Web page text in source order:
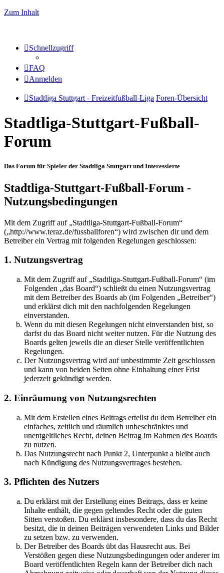
Zum Inhalt
Schnellzugriff
FAQ
Anmelden
Stadtliga Stuttgart - Freizeitfußball-Liga Foren-Übersicht
Stadtliga-Stuttgart-Fußball-
Forum
Das Forum für Spieler der Stadtliga Stuttgart und Interessierte
Stadtliga-Stuttgart-Fußball-Forum -
Nutzungsbedingungen
Mit dem Zugriff auf „Stadtliga-Stuttgart-Fußball-Forum“
(„http://www.teraz.de/fussballforen“) wird zwischen dir und dem
Betreiber ein Vertrag mit folgenden Regelungen geschlossen:
1. Nutzungsvertrag
Mit dem Zugriff auf „Stadtliga-Stuttgart-Fußball-Forum“ (im
Folgenden „das Board“) schließt du einen Nutzungsvertrag
mit dem Betreiber des Boards ab (im Folgenden „Betreiber“)
und erklärst dich mit den nachfolgenden Regelungen
einverstanden.
Wenn du mit diesen Regelungen nicht einverstanden bist, so
darfst du das Board nicht weiter nutzen. Für die Nutzung des
Boards gelten jeweils die an dieser Stelle veröffentlichten
Regelungen.
Der Nutzungsvertrag wird auf unbestimmte Zeit geschlossen
und kann von beiden Seiten ohne Einhaltung einer Frist
jederzeit gekündigt werden.
2. Einräumung von Nutzungsrechten
Mit dem Erstellen eines Beitrags erteilst du dem Betreiber ein
einfaches, zeitlich und räumlich unbeschränktes und
unentgeltliches Recht, deinen Beitrag im Rahmen des Boards
zu nutzen.
Das Nutzungsrecht nach Punkt 2, Unterpunkt a bleibt auch
nach Kündigung des Nutzungsvertrages bestehen.
3. Pflichten des Nutzers
Du erklärst mit der Erstellung eines Beitrags, dass er keine
Inhalte enthält, die gegen geltendes Recht oder die guten
Sitten verstoßen. Du erklärst insbesondere, dass du das Recht
besitzt, die in deinen Beiträgen verwendeten Links und Bilder
zu setzen bzw. zu verwenden.
Der Betreiber des Boards übt das Hausrecht aus. Bei
Verstößen gegen diese Nutzungsbedingungen oder anderer im
Board veröffentlichten Regeln kann der Betreiber dich nach